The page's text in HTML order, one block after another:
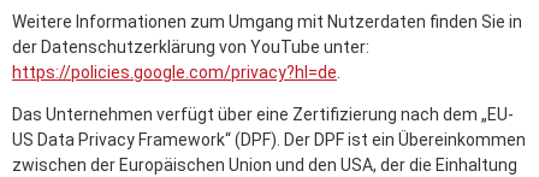
Weitere Informationen zum Umgang mit Nutzerdaten finden Sie in
der Datenschutzerklärung von YouTube unter:
https://policies.google.com/privacy?hl=de.
Das Unternehmen verfügt über eine Zertifizierung nach dem „EU-
US Data Privacy Framework“ (DPF). Der DPF ist ein Übereinkommen
zwischen der Europäischen Union und den USA, der die Einhaltung